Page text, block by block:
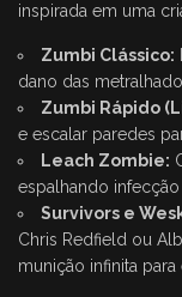
inspirada em uma
Zumbi Clássico:
dano das
Zumbi Rápido
e escalar paredes
Leach Zombie:
espalhando
Survivors e
Chris Redfield ou
munição infinita